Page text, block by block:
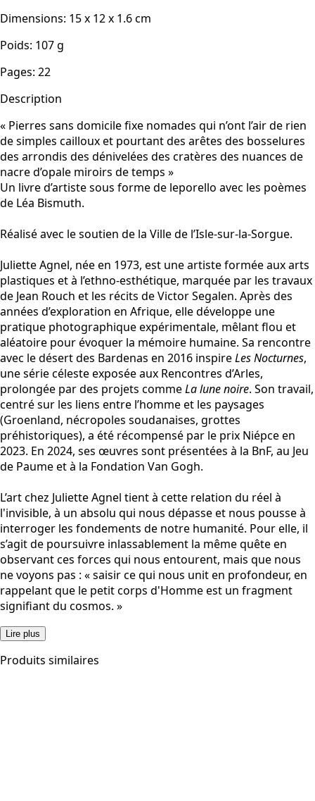
Dimensions: 15 x 12 x 1.6cm
Poids: 107g
Pages: 22
Description
« Pierres sans domicile fixe nomades qui n’ont l’air de rien
de simples cailloux et pourtant des arêtes des bosselures
des arrondis des dénivelées des cratères des nuances de
nacre d’opale miroirs de temps »
Un livre d’artiste sous forme de leporello avec les poèmes
de Léa Bismuth.
Réalisé avec le soutien de la Ville de l’Isle-sur-la-Sorgue.
Juliette Agnel, née en 1973, est une artiste formée aux arts
plastiques et à l’ethno-esthétique, marquée par les travaux
de Jean Rouch et les récits de Victor Segalen. Après des
années d’exploration en Afrique, elle développe une
pratique photographique expérimentale, mêlant flou et
aléatoire pour évoquer la mémoire humaine. Sa rencontre
avec le désert des Bardenas en 2016 inspireLes Nocturnes,
une série céleste exposée aux Rencontres d’Arles,
prolongée par des projets commeLa lune noire. Son travail,
centré sur les liens entre l’homme et les paysages
(Groenland, nécropoles soudanaises, grottes
préhistoriques), a été récompensé par le prix Niépce en
2023. En 2024, ses œuvres sont présentées à la BnF, au Jeu
de Paume et à la Fondation Van Gogh.
L’art chez Juliette Agnel tient à cette relation du réel à
l'invisible, à un absolu qui nous dépasse et nous pousse à
interroger les fondements de notre humanité. Pour elle, il
s’agit de poursuivre inlassablement la même quête en
observant ces forces qui nous entourent, mais que nous
ne voyons pas : « saisir ce qui nous unit en profondeur, en
rappelant que le petit corps d'Homme est un fragment
signifiant du cosmos. »
Lire plus
Produits similaires